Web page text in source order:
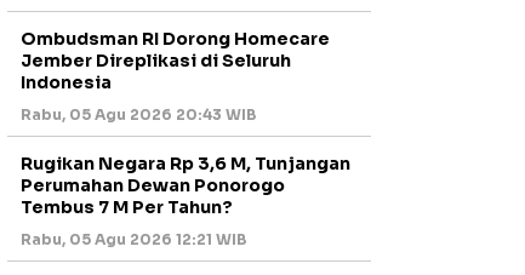
Ombudsman RI Dorong Homecare
Jember Direplikasi di Seluruh
Indonesia
Rabu, 05 Agu 2026 20:43 WIB
Rugikan Negara Rp 3,6 M, Tunjangan
Perumahan Dewan Ponorogo
Tembus 7 M Per Tahun?
Rabu, 05 Agu 2026 12:21 WIB